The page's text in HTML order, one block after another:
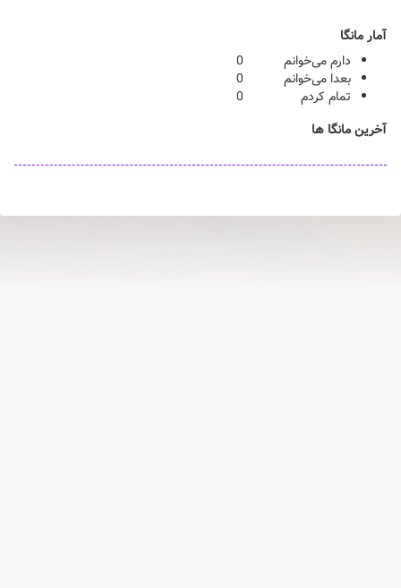
آمار مانگا
دارم می‌خوانم
0
بعدا می‌خوانم
0
تمام کردم
0
آخرین مانگا ها